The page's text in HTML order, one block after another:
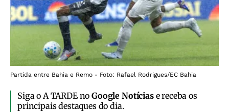
Partida entre Bahia e Remo - Foto: Rafael Rodrigues/EC Bahia
Siga o A TARDE noGoogle Notíciase receba os
principais destaques do dia.